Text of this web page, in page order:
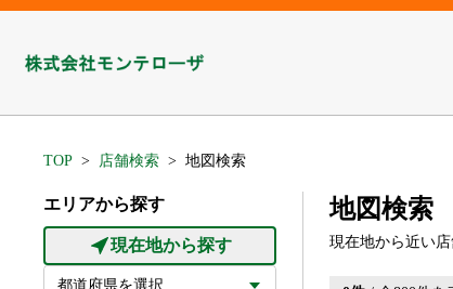
TOP 店舗検索 地図検索
エリアから探す
現在地から探す
地図検索
現在地から近い